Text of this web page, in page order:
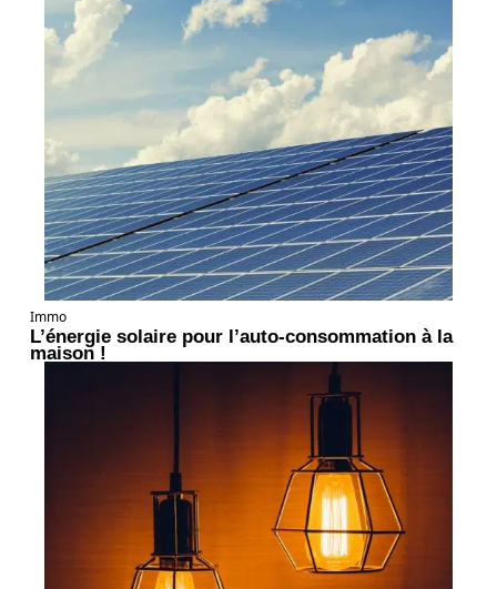
Immo
L’énergie solaire pour l’auto-consommation à la
maison !